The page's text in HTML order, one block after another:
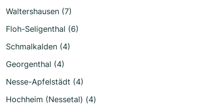
Waltershausen (7)
Floh-Seligenthal (6)
Schmalkalden (4)
Georgenthal (4)
Nesse-Apfelstädt (4)
Hochheim (Nessetal) (4)